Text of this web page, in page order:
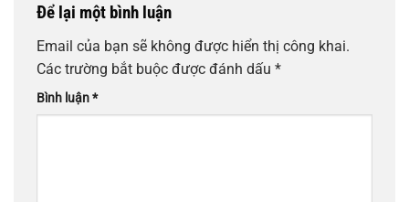
Để lại một bình luận
Email của bạn sẽ không được hiển thị công khai.
Các trường bắt buộc được đánh dấu *
Bình luận*